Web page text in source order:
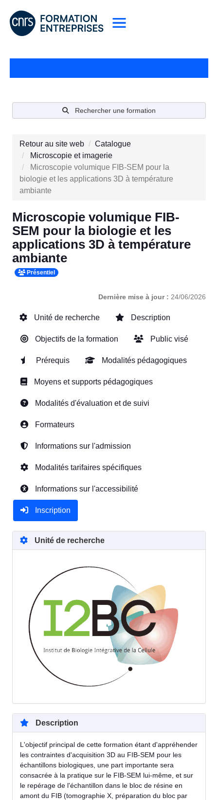
Rechercher une formation
Retour au site web
Catalogue
Microscopie et imagerie
Microscopie volumique FIB-SEM pour la
biologie et les applications 3D à température
ambiante
Microscopie volumique FIB-
SEM pour la biologie et les
applications 3D à température
ambiante
Présentiel
Dernière mise à jour : 24/06/2026
Unité de recherche Description
Objectifs de la formation Public visé
Prérequis Modalités pédagogiques
Moyens et supports pédagogiques
Modalités d'évaluation et de suivi
Formateurs
Informations sur l'admission
Modalités tarifaires spécifiques
Informations sur l'accessibilité
Inscription
Unité de recherche
Description
L'objectif principal de cette formation étant d'appréhender
les contraintes d'acquisition 3D au FIB-SEM pour les
échantillons biologiques, une part importante sera
consacrée à la pratique sur le FIB-SEM lui-même, et sur
le repérage de l'échantillon dans le bloc de résine en
amont du FIB (tomographie X, préparation du bloc par